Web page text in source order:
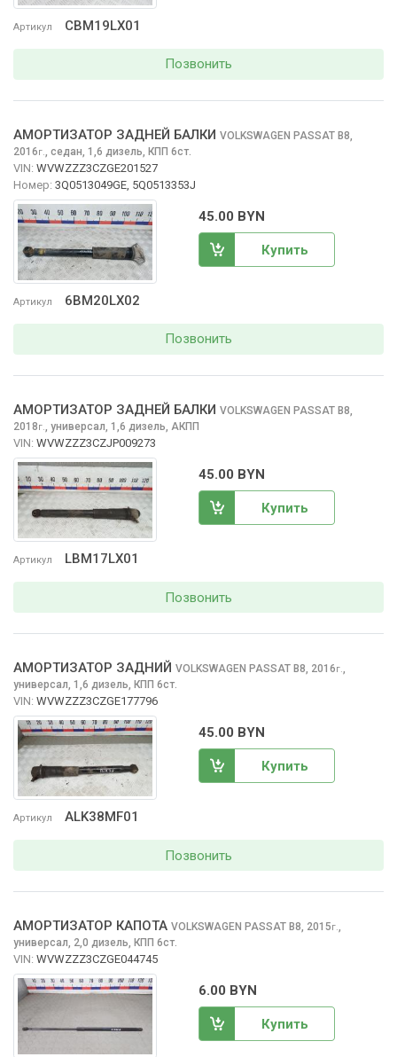
Артикул CBM19LX01
Позвонить
Артикул 6BM20LX02
АМОРТИЗАТОР ЗАДНЕЙ БАЛКИ VOLKSWAGEN PASSAT B8,
2016г. седан, 1,6 дизель, КПП 6ст.
VIN: WVWZZZ3CZGE201527
Номер: 3Q0513049GE, 5Q0513353J
45.00 BYN
Купить
Позвонить
Артикул LBM17LX01
АМОРТИЗАТОР ЗАДНЕЙ БАЛКИ VOLKSWAGEN PASSAT B8,
2018г. универсал, 1,6 дизель, АКПП
VIN: WVWZZZ3CZJP009273
45.00 BYN
Купить
Позвонить
Артикул ALK38MF01
АМОРТИЗАТОР ЗАДНИЙ VOLKSWAGEN PASSAT B8, 2016г.
универсал, 1,6 дизель, КПП 6ст.
VIN: WVWZZZ3CZGE177796
45.00 BYN
Купить
Позвонить
АМОРТИЗАТОР КАПОТА VOLKSWAGEN PASSAT B8, 2015г.
универсал, 2,0 дизель, КПП 6ст.
VIN: WVWZZZ3CZGE044745
6.00 BYN
Купить